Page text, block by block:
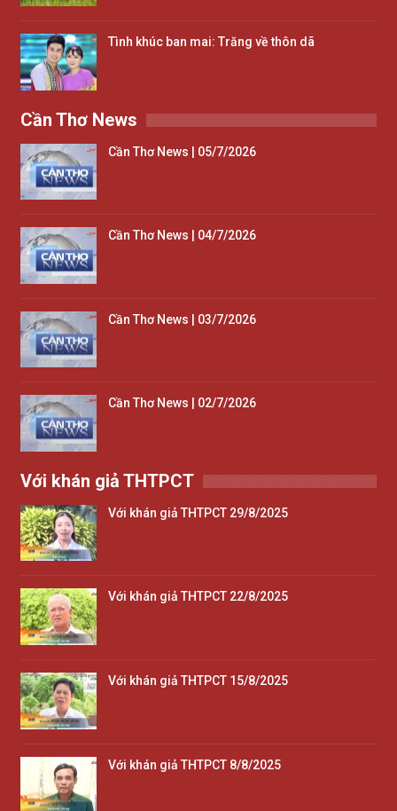
Tình khúc ban mai: Trăng về thôn dã
Cần Thơ News
Cần Thơ News | 05/7/2026
Cần Thơ News | 04/7/2026
Cần Thơ News | 03/7/2026
Cần Thơ News | 02/7/2026
Với khán giả THTPCT
Với khán giả THTPCT 29/8/2025
Với khán giả THTPCT 22/8/2025
Với khán giả THTPCT 15/8/2025
Với khán giả THTPCT 8/8/2025